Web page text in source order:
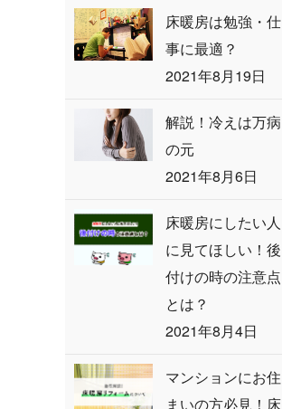
床暖房は勉強・仕
事に最適？
2021年8月19日
解説！冷えは万病
の元
2021年8月6日
床暖房にしたい人
に見てほしい！後
付けの時の注意点
とは？
2021年8月4日
マンションにお住
まいの方必見！床